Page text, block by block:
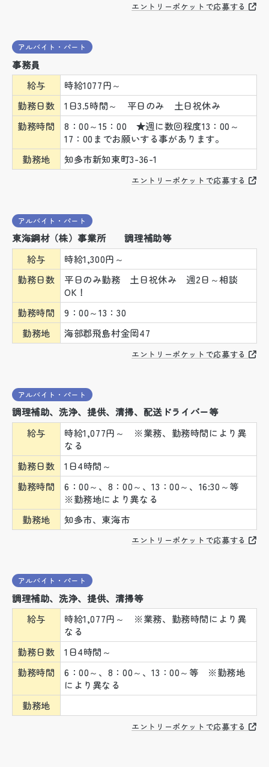
エントリーポケットで応募する
アルバイト・パート
事務員
給与
時給1077円～
勤務日数
1日3.5時間～ 平日のみ 土日祝休み
勤務時間
8：00～15：00 ★週に数回程度13：00～
17：00までお願いする事があります。
勤務地
知多市新知東町3-36-1
エントリーポケットで応募する
アルバイト・パート
東海鋼材（株）事業所 調理補助等
給与
時給1,300円～
勤務日数
平日のみ勤務 土日祝休み 週2日～相談
OK！
勤務時間
9：00～13：30
勤務地
海部郡飛島村金岡47
エントリーポケットで応募する
アルバイト・パート
調理補助、洗浄、提供、清掃、配送ドライバー等
給与
時給1,077円～ ※業務、勤務時間により異
なる
勤務日数
1日4時間～
勤務時間
6：00～、8：00～、13：00～、16:30～等
※勤務地により異なる
勤務地
知多市、東海市
エントリーポケットで応募する
アルバイト・パート
調理補助、洗浄、提供、清掃等
給与
時給1,077円～ ※業務、勤務時間により異
なる
勤務日数
1日4時間～
勤務時間
6：00～、8：00～、13：00～等 ※勤務地
により異なる
勤務地
エントリーポケットで応募する